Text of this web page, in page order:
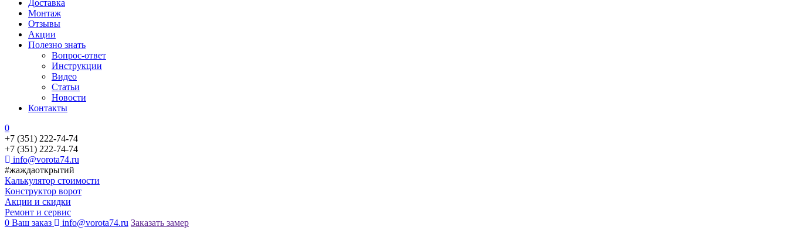
Доставка
Монтаж
Отзывы
Акции
Полезно знать
Вопрос-ответ
Инструкции
Видео
Статьи
Новости
Контакты
0
+7 (351) 222-74-74
+7 (351) 222-74-74
info@vorota74.ru
#жаждаоткрытий
Калькулятор стоимости
Конструктор ворот
Акции и скидки
Ремонт и сервис
0 Ваш заказ info@vorota74.ru Заказать замер